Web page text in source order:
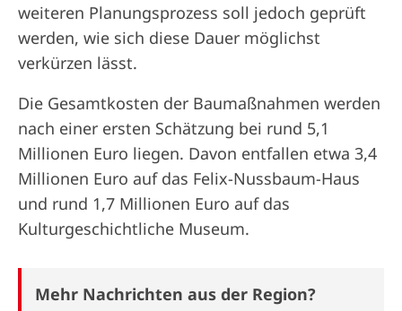
weiteren Planungsprozess soll jedoch geprüft
werden, wie sich diese Dauer möglichst
verkürzen lässt.
Die Gesamtkosten der Baumaßnahmen werden
nach einer ersten Schätzung bei rund 5,1
Millionen Euro liegen. Davon entfallen etwa 3,4
Millionen Euro auf das Felix-Nussbaum-Haus
und rund 1,7 Millionen Euro auf das
Kulturgeschichtliche Museum.
Mehr Nachrichten aus der Region?